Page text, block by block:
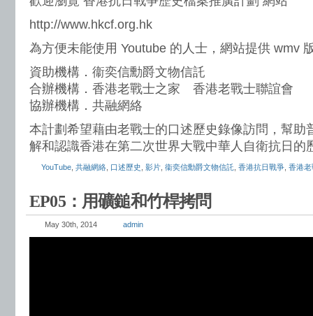
http://www.hkcf.org.hk
為方便未能使用 Youtube 的人士，網站提供 wmv
資助機構．衞奕信勳爵文物信託
合辦機構．香港老戰士之家 香港老戰士聯誼會
協辦機構．共融網絡
本計劃希望藉由老戰士的口述歷史錄像訪問，幫助
解和認識香港在第二次世界大戰中華人自衛抗日的
YouTube 共融網絡 口述歷史 影片 衞奕信勳爵文物信託 香港抗日戰爭 香港
EP05：用礦鎚和竹桿拷問
May 30th, 2014 admin